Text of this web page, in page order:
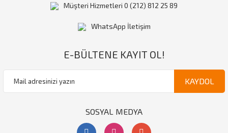
Müşteri Hizmetleri 0 (212) 812 25 89
WhatsApp İletişim
E-BÜLTENE KAYIT OL!
KAYDOL
SOSYAL MEDYA